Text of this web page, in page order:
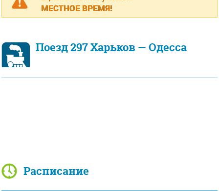
МЕСТНОЕ ВРЕМЯ!
Поезд 297 Харьков — Одесса
Расписание